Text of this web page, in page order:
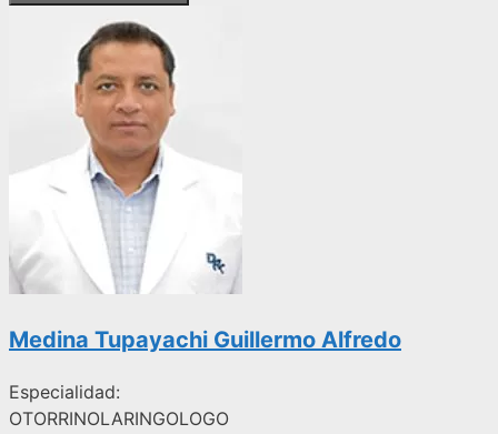
Medina Tupayachi Guillermo Alfredo
Especialidad:
OTORRINOLARINGOLOGO